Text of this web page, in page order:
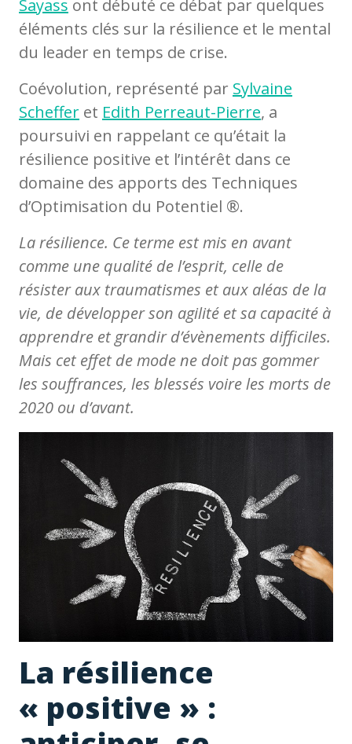
Sayass ont débuté ce débat par quelques
éléments clés sur la résilience et le mental
du leader en temps de crise.
Coévolution, représenté par Sylvaine
Scheffer et Edith Perreaut-Pierre, a
poursuivi en rappelant ce qu’était la
résilience positive et l’intérêt dans ce
domaine des apports des Techniques
d’Optimisation du Potentiel ®.
La résilience. Ce terme est mis en avant
comme une qualité de l’esprit, celle de
résister aux traumatismes et aux aléas de la
vie, de développer son agilité et sa capacité à
apprendre et grandir d’évènements difficiles.
Mais cet effet de mode ne doit pas gommer
les souffrances, les blessés voire les morts de
2020 ou d’avant.
La résilience
« positive » :